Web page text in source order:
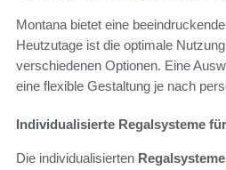
Montana bietet eine
Heutzutage ist die optimale
verschiedenen Optionen. Eine
eine flexible Gestaltung je nach
Individualisierte Regalsysteme
Die individualisierten